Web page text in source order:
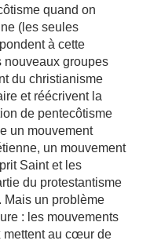
quand on
(les seules
à cette
nouveaux groupes
du christianisme
et réécrivent la
de pentecôtisme
un mouvement
un mouvement
Saint et les
du protestantisme
Mais un problème
: les mouvements
mettent au cœur de